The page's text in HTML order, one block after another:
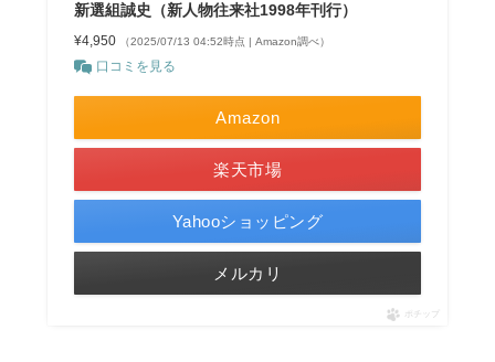
新選組誠史（新人物往来社1998年刊行）
¥4,950 （2025/07/13 04:52時点 | Amazon調べ）
口コミを見る
Amazon
楽天市場
Yahooショッピング
メルカリ
ポチップ